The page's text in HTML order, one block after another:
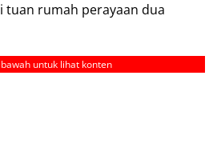
tuan rumah perayaan dua
untuk lihat konten